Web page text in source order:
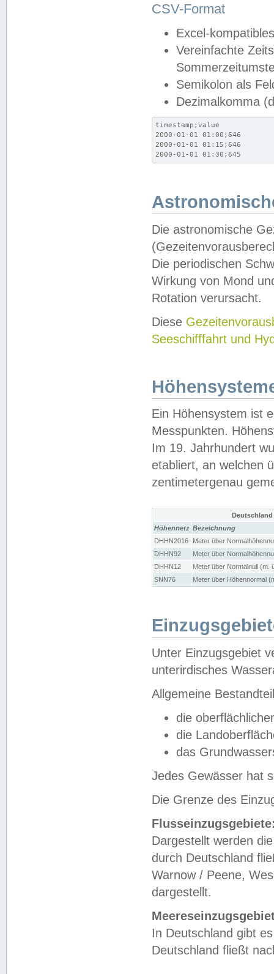
CSV-Format
Excel-
Vereinfachte
Semikolon als
Dezimalkomma
timestamp;value
2000-01-01 01:00;646
2000-01-01 01:15;646
2000-01-01 01:30;645
Die astronomische
Die periodischen
Wirkung von Mond
Rotation verursacht.
Diese
Seeschifffahrt und
Ein Höhensystem ist
Messpunkten.
Im 19. Jahrhundert
etabliert, an welchen
zentimetergenau
Höhennetz Bezeichnung
DHHN2016
Meter über
DHHN92
Meter über
DHHN12
Meter über Normalnull (m.
SNN76
Meter über Höhennormal
Unter Einzugsgebiet
unterirdisches
Allgemeine
die
die
das
Jedes Gewässer hat
Die Grenze des
Dargestellt werden
durch Deutschland
Warnow / Peene,
dargestellt.
In Deutschland gibt
Deutschland fließt